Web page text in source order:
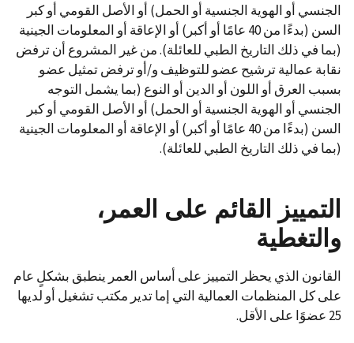
الجنسي أو الهوية الجنسية أو الحمل) أو الأصل القومي أو كبر
السن (بدءًا من 40 عامًا أو أكبر) أو الإعاقة أو المعلومات الجينية
(بما في ذلك التاريخ الطبي للعائلة). من غير المشروع أن ترفض
نقابة عمالية ترشيح عضو للتوظيف و/أو ترفض تمثيل عضو
بسبب العرق أو اللون أو الدين أو النوع (بما يشمل التوجه
الجنسي أو الهوية الجنسية أو الحمل) أو الأصل القومي أو كبر
السن (بدءًا من 40 عامًا أو أكبر) أو الإعاقة أو المعلومات الجينية
(بما في ذلك التاريخ الطبي للعائلة).
التمييز القائم على العمر،
والتغطية
القانون الذي يحظر التمييز على أساس العمر ينطبق بشكلٍ عام
على كل المنظمات العمالية التي إما تدير مكتب تشغيل أو لديها
25 عضوًا على الأقل.